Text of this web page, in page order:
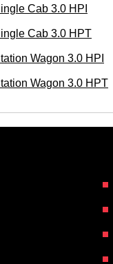
Cab 3.0 HPI
Cab 3.0 HPT
Wagon 3.0 HPI
Wagon 3.0 HPT